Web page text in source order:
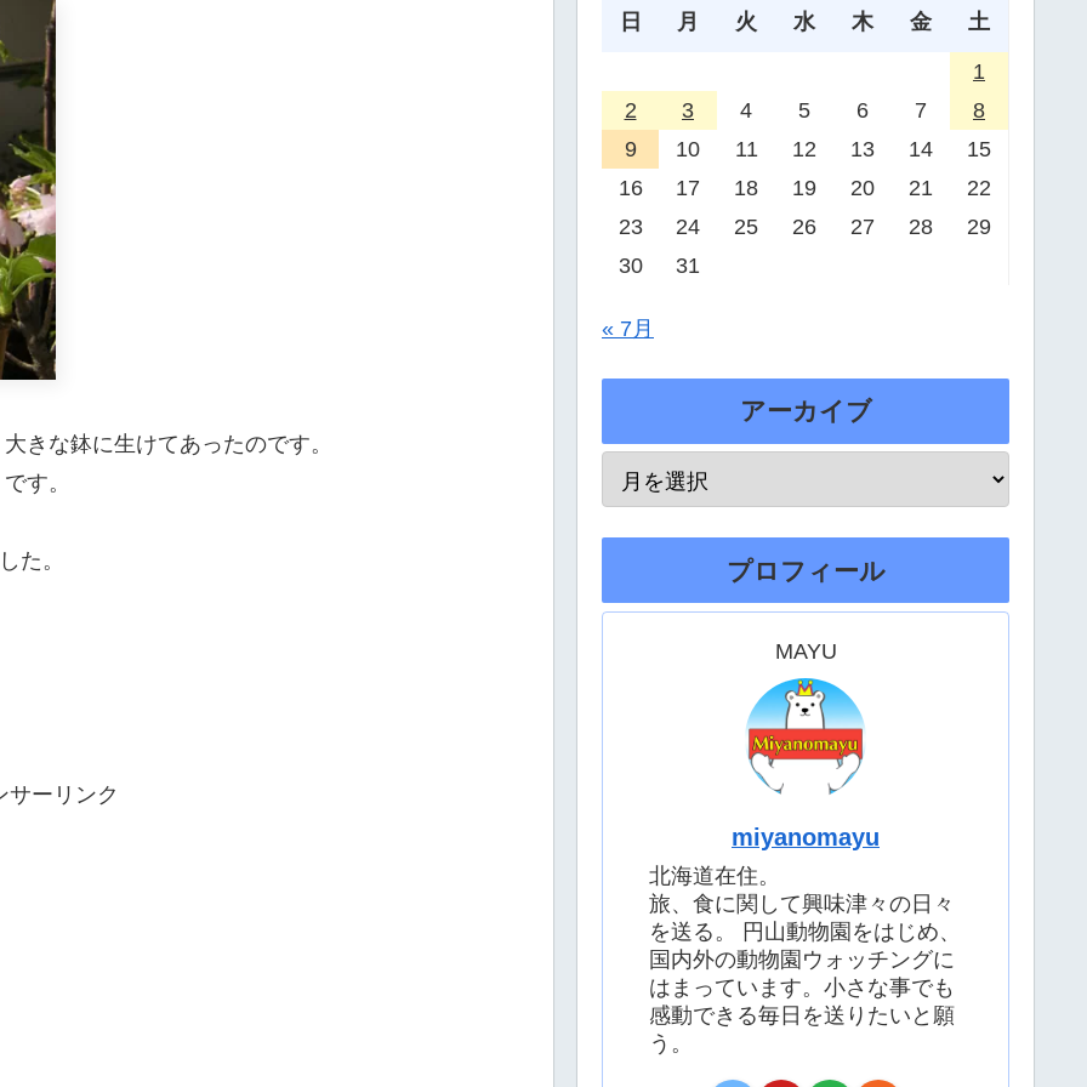
きな鉢に生けてあったのです。
す。
た。
サーリンク
日 月 火 水 木 金 土
1
2
3 4 5 6 7
8
9
10 11 12 13 14
15
16
17 18 19 20 21
22
23
24 25 26 27 28
29
30
31
« 7月
アーカイブ
プロフィール
MAYU
miyanomayu
北海道在住。
旅、食に関して興味津々の日々
を送る。 円山動物園をはじめ、
国内外の動物園ウォッチングに
はまっています。小さな事でも
感動できる毎日を送りたいと願
う。